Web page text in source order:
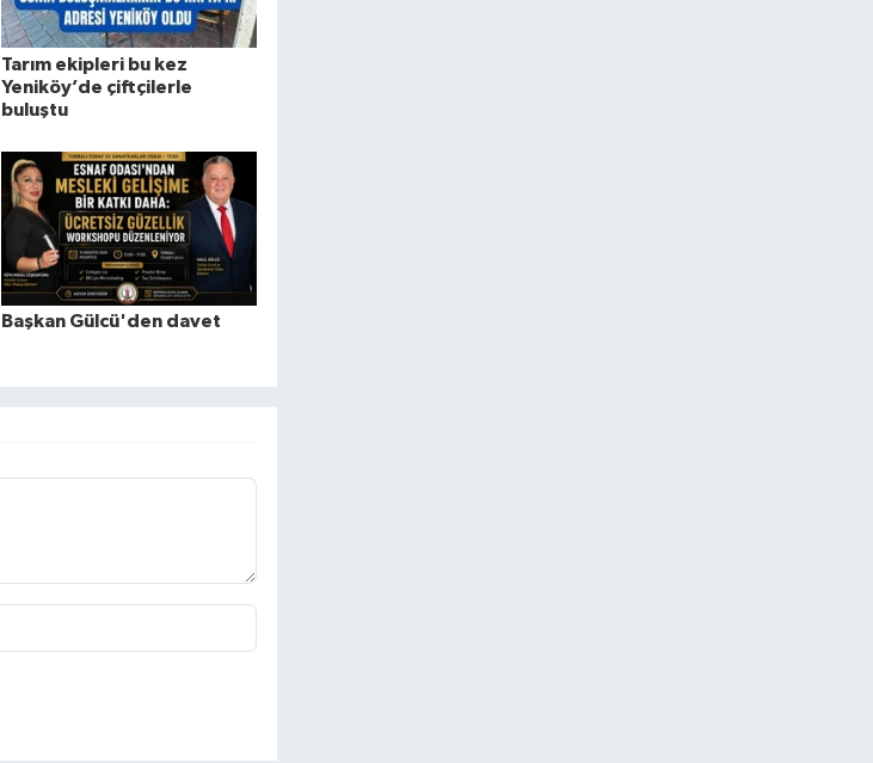
Tarım ekipleri bu kez
Yeniköy’de çiftçilerle
buluştu
Başkan Gülcü'den davet